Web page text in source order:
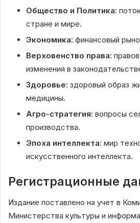
Общество и Политика:
стране и мире.
Экономика: финансовый
Верховенство права:
изменения в
Здоровье: здоровый образ
медицины.
Агро-стратегия: вопросы
производства.
Эпоха интеллекта: мир
искусственного интеллекта.
Регистрационные
Издание поставлено на учет в
Министерства культуры и